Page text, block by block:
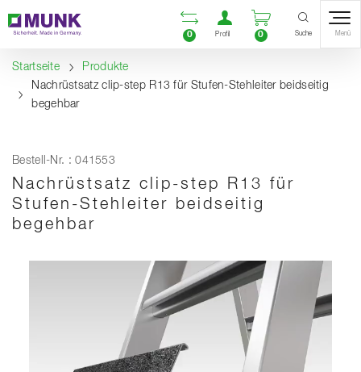
Inhalt
Inhaltsverzeichnis
Navigation Vergleichsliste öffnen
0
Benutzerkonto
Profil
Warenkorb
0 Suche Menü
Startseite
Produkte
Nachrüstsatz clip-step R13 für Stufen-Stehleiter beidseitig
begehbar
Bestell-Nr. : 041553
Nachrüstsatz clip-step R13 für
Stufen-Stehleiter beidseitig
begehbar